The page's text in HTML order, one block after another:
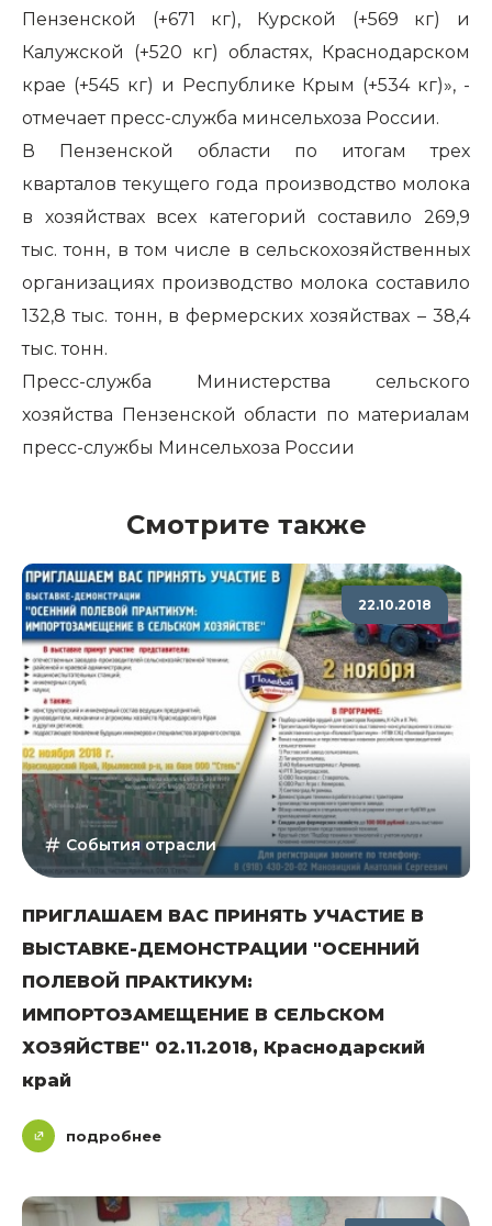
Пензенской (+671 кг), Курской (+569 кг) и
Калужской (+520 кг) областях, Краснодарском
крае (+545 кг) и Республике Крым (+534 кг)», -
отмечает пресс-служба минсельхоза России.
В Пензенской области по итогам трех
кварталов текущего года производство молока
в хозяйствах всех категорий составило 269,9
тыс. тонн, в том числе в сельскохозяйственных
организациях производство молока составило
132,8 тыс. тонн, в фермерских хозяйствах – 38,4
тыс. тонн.
Пресс-служба Министерства сельского
хозяйства Пензенской области по материалам
пресс-службы Минсельхоза России
Смотрите также
22.10.2018
События отрасли
ПРИГЛАШАЕМ ВАС ПРИНЯТЬ УЧАСТИЕ В
ВЫСТАВКЕ-ДЕМОНСТРАЦИИ "ОСЕННИЙ
ПОЛЕВОЙ ПРАКТИКУМ:
ИМПОРТОЗАМЕЩЕНИЕ В СЕЛЬСКОМ
ХОЗЯЙСТВЕ" 02.11.2018, Краснодарский
край
подробнее